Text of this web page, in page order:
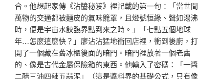
合。他想起家傳《沾醬秘笈》裡記載的第一句：「當世間
萬物的交通都被麵皮的氣味籠罩，且燈號恒綠、聲如湯沸
時，便是宇宙水餃臨界點到來之時。」「七點五個地球
年…怎麼這麼快？」廖沾沾猛地衝回店裡，衝到後廚，打
開了一個藏在舊冰櫃後面的暗門。暗門裡放著一個老舊
的、像是古代金屬保險箱的東西。他輸入了密碼：「一醬
二醋三油四辣五蒜泥」（這是醬料界的基礎公式，只有像